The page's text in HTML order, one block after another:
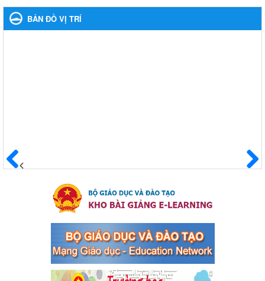
Ngày ban hành: 24/04/2024
8 Khoá XIII"
Ngày ban hành: 04/03/2024
Kế hoạch Triển khai công tác tuyên truyền, đảm bảo trật tự,
an toàn giao thông năm 2024 tại các cơ sở giáo dục trên địa
bàn thị xã Bến Cát
Kế hoạch Triển khai công tác tuyên truyền, đảm bảo trật tự, an
toàn giao thông năm 2024 tại các cơ sở giáo dục trên địa bàn thị
Ngày ban hành: 04/03/2024
BẢN ĐỒ VỊ TRÍ